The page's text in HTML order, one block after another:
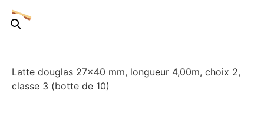
Latte douglas 27×40 mm, longueur 4,00m, choix 2,
classe 3 (botte de 10)